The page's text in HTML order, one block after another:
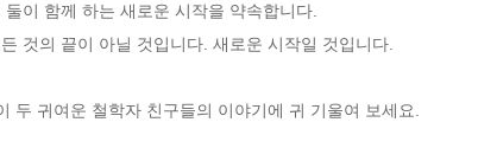
이 함께 하는 새로운 시작을 약속합니다.
두 귀여운 철학자 친구들의 이야기에 귀 기울여 보세요.